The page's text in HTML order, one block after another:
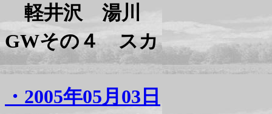
軽井沢 湯川
GWその４ スカ
・2005年05月03日